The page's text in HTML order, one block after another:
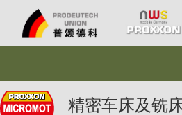
精密车床及铣